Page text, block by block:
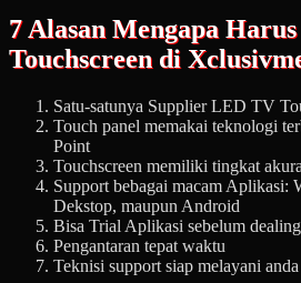
7 Alasan Mengapa
Touchscreen di
Satu-satunya Supplier LED TV
Touch panel memakai teknologi
Point
Touchscreen memiliki tingkat
Support bebagai macam Aplikasi:
Dekstop, maupun Android
Bisa Trial Aplikasi sebelum
Pengantaran tepat waktu
Teknisi support siap melayani